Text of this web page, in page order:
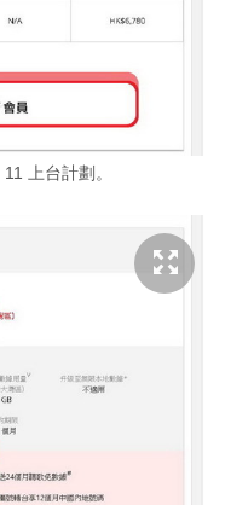
上台計劃。